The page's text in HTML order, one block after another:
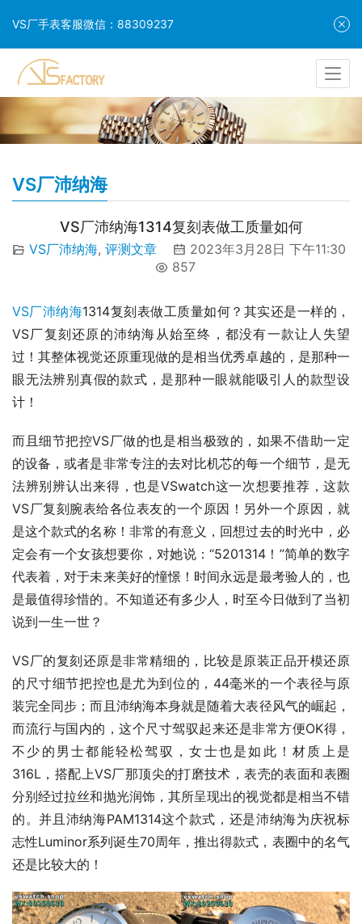
VS厂沛纳海
VS厂沛纳海1314复刻表做工质量如何
VS厂沛纳海, 评测文章
2023年3月28日 下午11:30
857
VS厂沛纳海1314复刻表做工质量如何？其实还是一样的，
VS厂复刻还原的沛纳海从始至终，都没有一款让人失望
过！其整体视觉还原重现做的是相当优秀卓越的，是那种一
眼无法辨别真假的款式，是那种一眼就能吸引人的款型设
计！
而且细节把控VS厂做的也是相当极致的，如果不借助一定
的设备，或者是非常专注的去对比机芯的每一个细节，是无
法辨别辨认出来得，也是VSwatch这一次想要推荐，这款
VS厂复刻腕表给各位表友的一个原因！另外一个原因，就
是这个款式的名称！非常的有意义，回想过去的时光中，必
定会有一个女孩想要你，对她说：“5201314！”简单的数字
代表着，对于未来美好的憧憬！时间永远是最考验人的，也
是最值得珍惜的。不知道还有多少人，时至今日做到了当初
说到一生一世？
VS厂的复刻还原是非常精细的，比较是原装正品开模还原
的尺寸细节把控也是尤为到位的，44毫米的一个表径与原
装完全同步；而且沛纳海本身就是随着大表径风气的崛起，
而流行与国内的，这个尺寸驾驭起来还是非常方便OK得，
不少的男士都能轻松驾驭，女士也是如此！材质上是
316L，搭配上VS厂那顶尖的打磨技术，表壳的表面和表圈
分别经过拉丝和抛光润饰，其所呈现出的视觉都是相当不错
的。并且沛纳海PAM1314这个款式，还是沛纳海为庆祝标
志性Luminor系列诞生70周年，推出得款式，表圈中的名气
还是比较大的！
VS厂手表客服微信：88309237